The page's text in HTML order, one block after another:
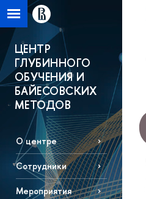
ЦЕНТР
ГЛУБИННОГО
ОБУЧЕНИЯ И
БАЙЕСОВСКИХ
МЕТОДОВ
О центре
Сотрудники
Мероприятия